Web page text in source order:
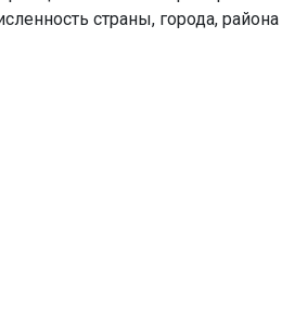
страны, города, района